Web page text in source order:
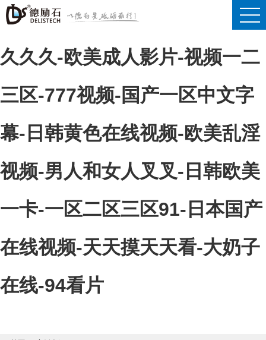
波多野结衣av无码-久久久精品
久久久-欧美成人影片-视频一二
三区-777视频-国产一区中文字
幕-日韩黄色在线视频-欧美乱淫
视频-男人和女人叉叉-日韩欧美
一卡-一区二区三区91-日本国产
在线视频-天天摸天天看-大奶子
在线-94看片